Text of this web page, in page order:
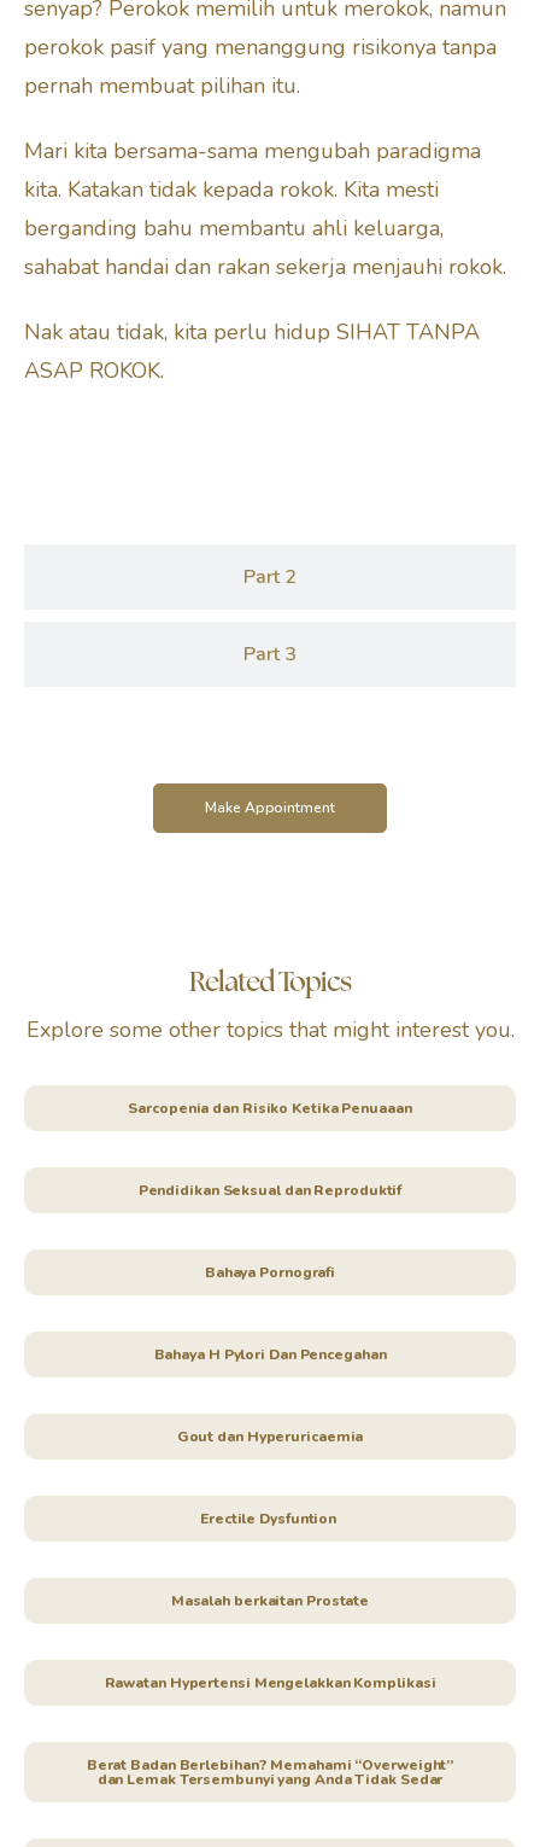
senyap? Perokok memilih untuk merokok, namun
perokok pasif yang menanggung risikonya tanpa
pernah membuat pilihan itu.
Mari kita bersama-sama mengubah paradigma
kita. Katakan tidak kepada rokok. Kita mesti
berganding bahu membantu ahli keluarga,
sahabat handai dan rakan sekerja menjauhi rokok.
Nak atau tidak, kita perlu hidup SIHAT TANPA
ASAP ROKOK.
Part 2
Part 3
Make Appointment
Related Topics
Explore some other topics that might interest you.
Sarcopenia dan Risiko Ketika Penuaaan
Pendidikan Seksual dan Reproduktif
Bahaya Pornografi
Bahaya H Pylori Dan Pencegahan
Gout dan Hyperuricaemia
Erectile Dysfuntion
Masalah berkaitan Prostate
Rawatan Hypertensi Mengelakkan Komplikasi
Berat Badan Berlebihan? Memahami “Overweight”
dan Lemak Tersembunyi yang Anda Tidak Sedar